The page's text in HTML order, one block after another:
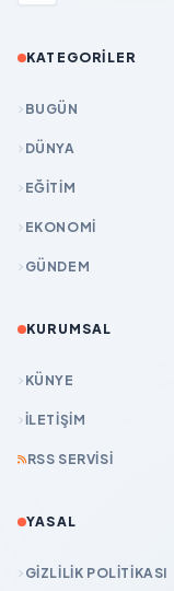
KATEGORILER
BUGÜN
DÜNYA
EĞİTİM
EKONOMİ
GÜNDEM
KURUMSAL
KÜNYE
İLETIŞIM
RSS SERVISI
YASAL
GIZLILIK POLITIKASI